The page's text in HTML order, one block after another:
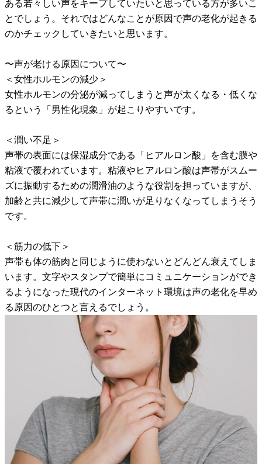
ある若々しい声をキープしていたいと思っている方が多いこ
とでしょう。それではどんなことが原因で声の老化が起きる
のかチェックしていきたいと思います。
〜声が老ける原因について〜
＜女性ホルモンの減少＞
女性ホルモンの分泌が減ってしまうと声が太くなる・低くな
るという「男性化現象」が起こりやすいです。
＜潤い不足＞
声帯の表面には保湿成分である「ヒアルロン酸」を含む膜や
粘液で覆われています。粘液やヒアルロン酸は声帯がスムー
ズに振動するための潤滑油のような役割を担っていますが、
加齢と共に減少して声帯に潤いが足りなくなってしまうそう
です。
＜筋力の低下＞
声帯も体の筋肉と同じように使わないとどんどん衰えてしま
います。文字やスタンプで簡単にコミュニケーションができ
るようになった現代のインターネット環境は声の老化を早め
る原因のひとつと言えるでしょう。